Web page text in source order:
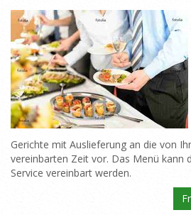
Gerichte mit Auslieferung an die von
vereinbarten Zeit vor. Das Menü kann
Service vereinbart werden.